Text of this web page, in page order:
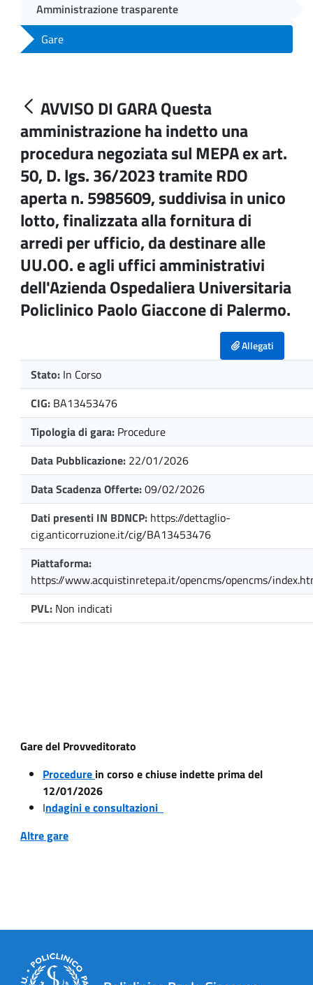
Amministrazione trasparente
Gare
AVVISO DI GARA Questa
amministrazione ha indetto una
procedura negoziata sul MEPA ex art.
50, D. lgs. 36/2023 tramite RDO
aperta n. 5985609, suddivisa in unico
lotto, finalizzata alla fornitura di
arredi per ufficio, da destinare alle
UU.OO. e agli uffici amministrativi
dell'Azienda Ospedaliera Universitaria
Policlinico Paolo Giaccone di Palermo.
Allegati
Stato: In Corso
CIG: BA13453476
Tipologia di gara: Procedure
Data Pubblicazione: 22/01/2026
Data Scadenza Offerte:09/02/2026
Dati presenti IN BDNCP: https://dettaglio-
cig.anticorruzione.it/cig/BA13453476
Piattaforma:
https://www.acquistinretepa.it/opencms/opencms/
PVL: Non indicati
Gare del Provveditorato
Procedure in corso e chiuse indette prima del
12/01/2026
Indagini e consultazioni
Altre gare